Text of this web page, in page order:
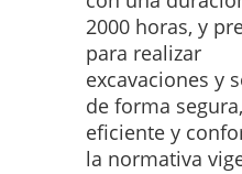
2000 horas, y
para realizar
excavaciones y
de forma segura,
eficiente y
la normativa